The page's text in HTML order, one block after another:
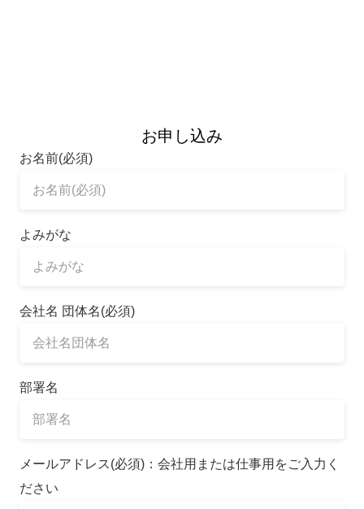
お申し込み
お名前(必須)
よみがな
会社名 団体名(必須)
部署名
メールアドレス(必須)：会社用または仕事用をご入力く
ださい